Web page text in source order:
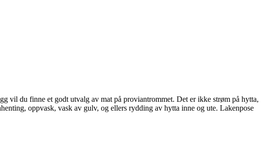
vil du finne et godt utvalg av mat på proviantrommet. Det er ikke strøm på hytta,
oppvask, vask av gulv, og ellers rydding av hytta inne og ute. Lakenpose